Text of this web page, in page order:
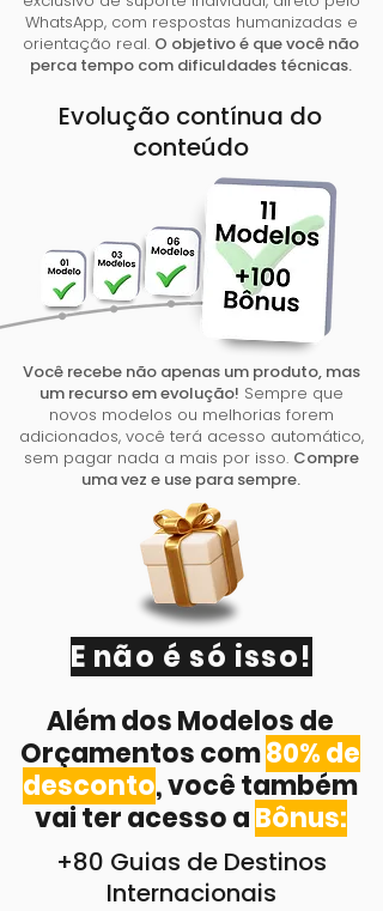
WhatsApp, com respostas humanizadas e
orientação real. O objetivo é que você não
perca tempo com dificuldades técnicas.
Evolução contínua do
conteúdo
Você recebe não apenas um produto, mas
um recurso em evolução! Sempre que
novos modelos ou melhorias forem
adicionados, você terá acesso automático,
sem pagar nada a mais por isso. Compre
uma vez e use para sempre.
E não é só isso!
Além dos Modelos de
Orçamentos com80% de
desconto, você também
vai ter acesso aBônus:
+80 Guias de Destinos
Internacionais